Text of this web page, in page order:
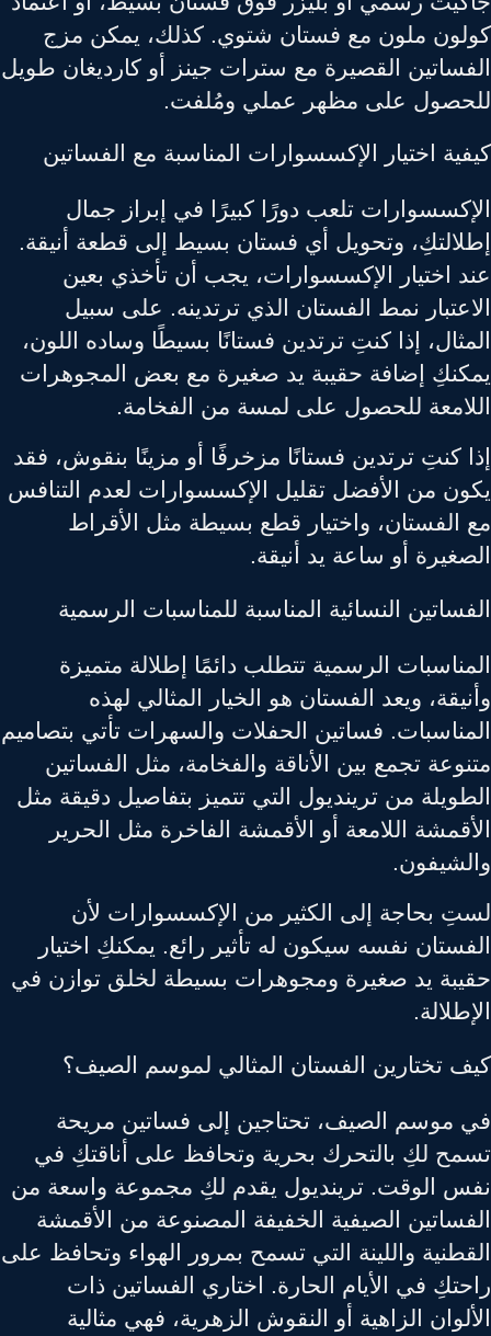
ملون مع فستان شتوي. كذلك، يمكن مزج
القصيرة مع سترات جينز أو كارديغان طويل
على مظهر عملي ومُلفت.
اختيار الإكسسوارات المناسبة مع الفساتين
تلعب دورًا كبيرًا في إبراز جمال
وتحويل أي فستان بسيط إلى قطعة أنيقة.
اختيار الإكسسوارات، يجب أن تأخذي بعين
نمط الفستان الذي ترتدينه. على سبيل
إذا كنتِ ترتدين فستانًا بسيطًا وساده اللون،
إضافة حقيبة يد صغيرة مع بعض المجوهرات
للحصول على لمسة من الفخامة.
كنتِ ترتدين فستانًا مزخرفًا أو مزينًا بنقوش، فقد
من الأفضل تقليل الإكسسوارات لعدم التنافس
الفستان، واختيار قطع بسيطة مثل الأقراط
أو ساعة يد أنيقة.
النسائية المناسبة للمناسبات الرسمية
الرسمية تتطلب دائمًا إطلالة متميزة
ويعد الفستان هو الخيار المثالي لهذه
فساتين الحفلات والسهرات تأتي بتصاميم
تجمع بين الأناقة والفخامة، مثل الفساتين
من ترينديول التي تتميز بتفاصيل دقيقة مثل
اللامعة أو الأقمشة الفاخرة مثل الحرير
بحاجة إلى الكثير من الإكسسوارات لأن
نفسه سيكون له تأثير رائع. يمكنكِ اختيار
يد صغيرة ومجوهرات بسيطة لخلق توازن في
تختارين الفستان المثالي لموسم الصيف؟
موسم الصيف، تحتاجين إلى فساتين مريحة
لكِ بالتحرك بحرية وتحافظ على أناقتكِ في
الوقت. ترينديول يقدم لكِ مجموعة واسعة من
الصيفية الخفيفة المصنوعة من الأقمشة
واللينة التي تسمح بمرور الهواء وتحافظ على
في الأيام الحارة. اختاري الفساتين ذات
الزاهية أو النقوش الزهرية، فهي مثالية